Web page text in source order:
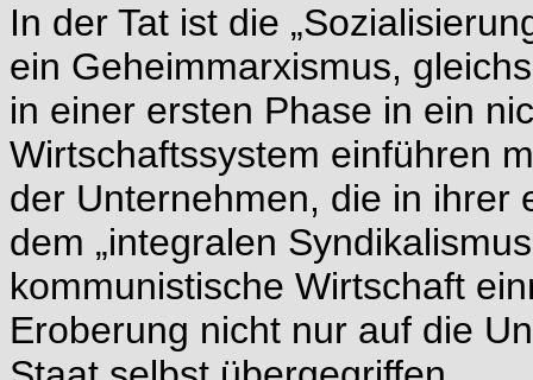
In der Tat ist die
ein Geheimmarxismus,
in einer ersten Phase in ein
Wirtschaftssystem einführen
der Unternehmen, die in ihrer
dem „integralen
kommunistische Wirtschaft
Eroberung nicht nur auf die